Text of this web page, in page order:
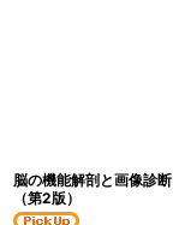
脳の機能解剖と画像診断
（第2版）